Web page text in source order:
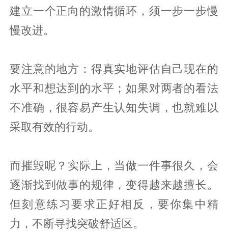
建立一个正向的激情循环，须一步一步慢
慢改进。
要注意的地方：得真实地评估自己现在的
水平和想达到的水平；如果对两者的看法
不准确，很容易产生认知失调，也就难以
采取有效的行动。
而摧毁呢？实际上，当做一件事很久，会
逐渐找到做事的规律，变得越来越擅长。
但刻意练习要求正好相反，要你集中精
力，不断寻找突破舒适区。